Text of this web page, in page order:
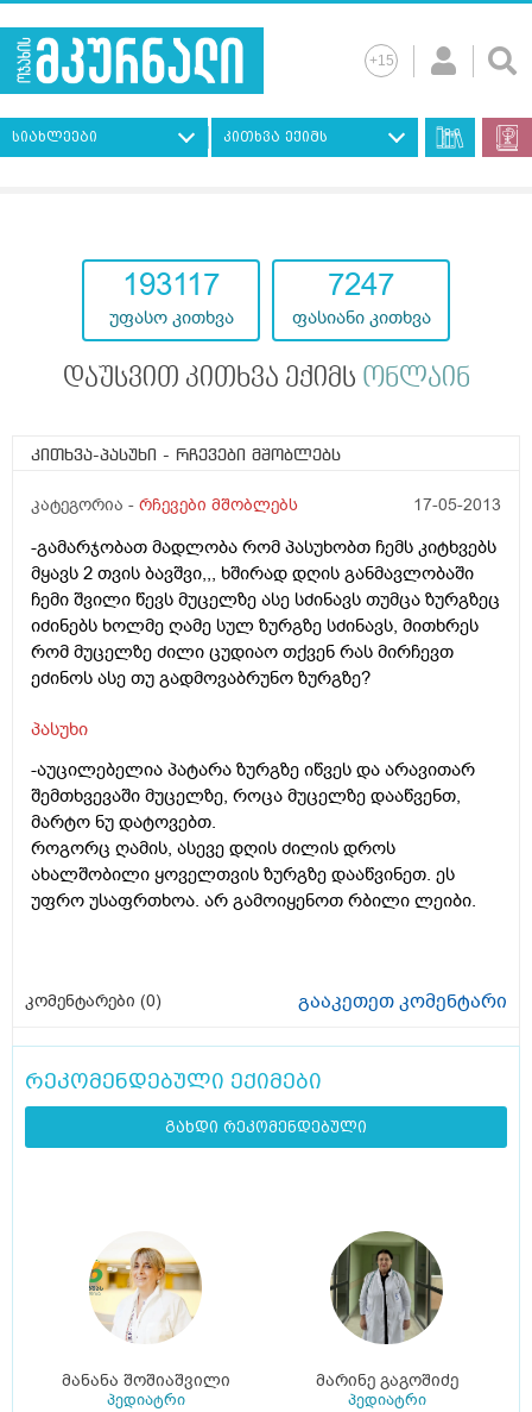
სიახლეები კითხვა ექიმს
193117
უფასო კითხვა
7247
ფასიანი კითხვა
დაუსვით კითხვა ექიმს ონლაინ
კითხვა-პასუხი - რჩევები მშობლებს
კატეგორია - რჩევები მშობლებს 17-05-2013
-გამარჯობათ მადლობა რომ პასუხობთ ჩემს კიტხვებს
მყავს 2 თვის ბავშვი,,, ხშირად დღის განმავლობაში
ჩემი შვილი წევს მუცელზე ასე სძინავს თუმცა ზურგზეც
იძინებს ხოლმე ღამე სულ ზურგზე სძინავს, მითხრეს
რომ მუცელზე ძილი ცუდიაო თქვენ რას მირჩევთ
ეძინოს ასე თუ გადმოვაბრუნო ზურგზე?
პასუხი
-აუცილებელია პატარა ზურგზე იწვეს და არავითარ
შემთხვევაში მუცელზე, როცა მუცელზე დააწვენთ,
მარტო ნუ დატოვებთ.
როგორც ღამის, ასევე დღის ძილის დროს
ახალშობილი ყოველთვის ზურგზე დააწვინეთ. ეს
უფრო უსაფრთხოა. არ გამოიყენოთ რბილი ლეიბი.
კომენტარები (0) გააკეთეთ კომენტარი
რეკომენდებული ექიმები
გახდი რეკომენდებული
მანანა შოშიაშვილი
პედიატრი
მარინე გაგოშიძე
პედიატრი